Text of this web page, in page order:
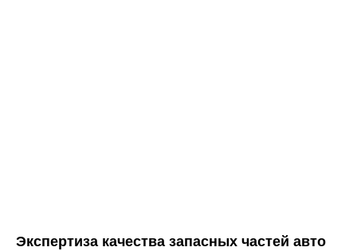
Экспертиза качества запасных частей авто